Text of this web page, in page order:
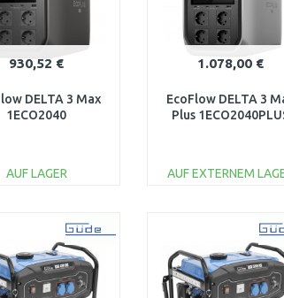
930,52 €
DELTA 3 Max
1ECO2040
AUF LAGER
Vergleichen
1.078,00 €
EcoFlow DELTA 3
Plus
AUF EXTERNEM
Vergleichen